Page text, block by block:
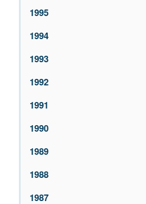
1995
1994
1993
1992
1991
1990
1989
1988
1987